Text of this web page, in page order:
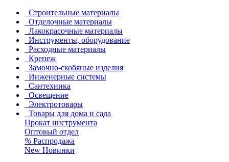
Строительные материалы
Отделочные материалы
Лакокрасочные материалы
Инструменты, оборудование
Расходные материалы
Крепеж
Замочно-скобяные изделия
Инженерные системы
Сантехника
Освещение
Электротовары
Товары для дома и сада
Прокат инструмента
Оптовый отдел
% Распродажа
New Новинки